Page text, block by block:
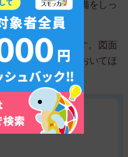
いので、事前準備をしっ
があると便利です。図面
フにコピーしておいてほ